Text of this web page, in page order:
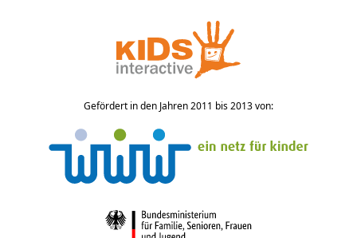
Gefördert in den Jahren 2011 bis 2013 von: